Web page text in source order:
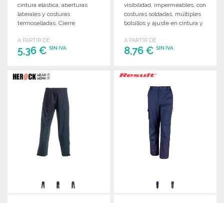
cintura elástica, aberturas
laterales y costuras
termoselladas. Cierre
A PARTIR DE
5,36 € SIN IVA
PEDIR
Solicitar un presupuesto
visibilidad, impermeables, con
costuras soldadas, múltiples
bolsillos y ajuste en cintura y
20471.
A PARTIR DE
8,76 €SIN IVA
PEDIR
Solicitar un presupuesto